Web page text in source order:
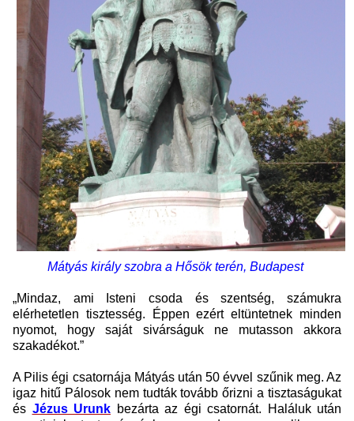
Mátyás király szobra a Hősök terén, Budapest
„Mindaz, ami Isteni csoda és szentség, számukra
elérhetetlen tisztesség. Éppen ezért eltüntetnek minden
nyomot, hogy saját sivárságuk ne mutasson akkora
szakadékot.”
A Pilis égi csatornája Mátyás után 50 évvel szűnik meg. Az
igaz hitű Pálosok nem tudták tovább őrizni a tisztaságukat
és Jézus Urunk bezárta az égi csatornát. Haláluk után